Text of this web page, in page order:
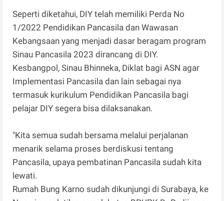
Seperti diketahui, DIY telah memiliki Perda No
1/2022 Pendidikan Pancasila dan Wawasan
Kebangsaan yang menjadi dasar beragam program
Sinau Pancasila 2023 dirancang di DIY.
Kesbangpol, Sinau Bhinneka, Diklat bagi ASN agar
Implementasi Pancasila dan lain sebagai nya
termasuk kurikulum Pendidikan Pancasila bagi
pelajar DIY segera bisa dilaksanakan.
"Kita semua sudah bersama melalui perjalanan
menarik selama proses berdiskusi tentang
Pancasila, upaya pembatinan Pancasila sudah kita
lewati.
Rumah Bung Karno sudah dikunjungi di Surabaya, ke